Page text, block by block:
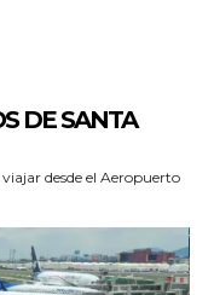
DE SANTA
desde el Aeropuerto